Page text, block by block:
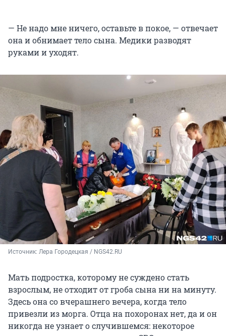
— Не надо мне ничего, оставьте в покое, — отвечает
она и обнимает тело сына. Медики разводят
руками и уходят.
Источник: Лера Городецкая / NGS42.RU
Мать подростка, которому не суждено стать
взрослым, не отходит от гроба сына ни на минуту.
Здесь она со вчерашнего вечера, когда тело
привезли из морга. Отца на похоронах нет, да и он
никогда не узнает о случившемся: некоторое